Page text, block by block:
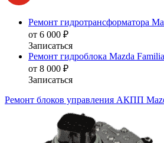
Ремонт гидротрансформатора
от 6 000 ₽
Записаться
Ремонт гидроблока Mazda Familia
от 8 000 ₽
Записаться
Ремонт блоков управления АКПП